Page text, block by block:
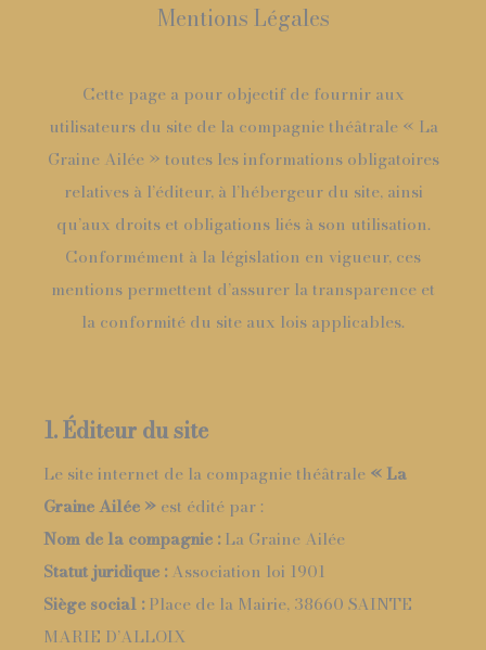
Mentions Légales
Cette page a pour objectif de fournir aux
utilisateurs du site de la compagnie théâtrale « La
Graine Ailée » toutes les informations obligatoires
relatives à l’éditeur, à l’hébergeur du site, ainsi
qu’aux droits et obligations liés à son utilisation.
Conformément à la législation en vigueur, ces
mentions permettent d’assurer la transparence et
la conformité du site aux lois applicables.
1. Éditeur du site
Le site internet de la compagnie théâtrale « La
Graine Ailée » est édité par :
Nom de la compagnie : La Graine Ailée
Statut juridique : Association loi 1901
Siège social : Place de la Mairie, 38660 SAINTE
MARIE D’ALLOIX